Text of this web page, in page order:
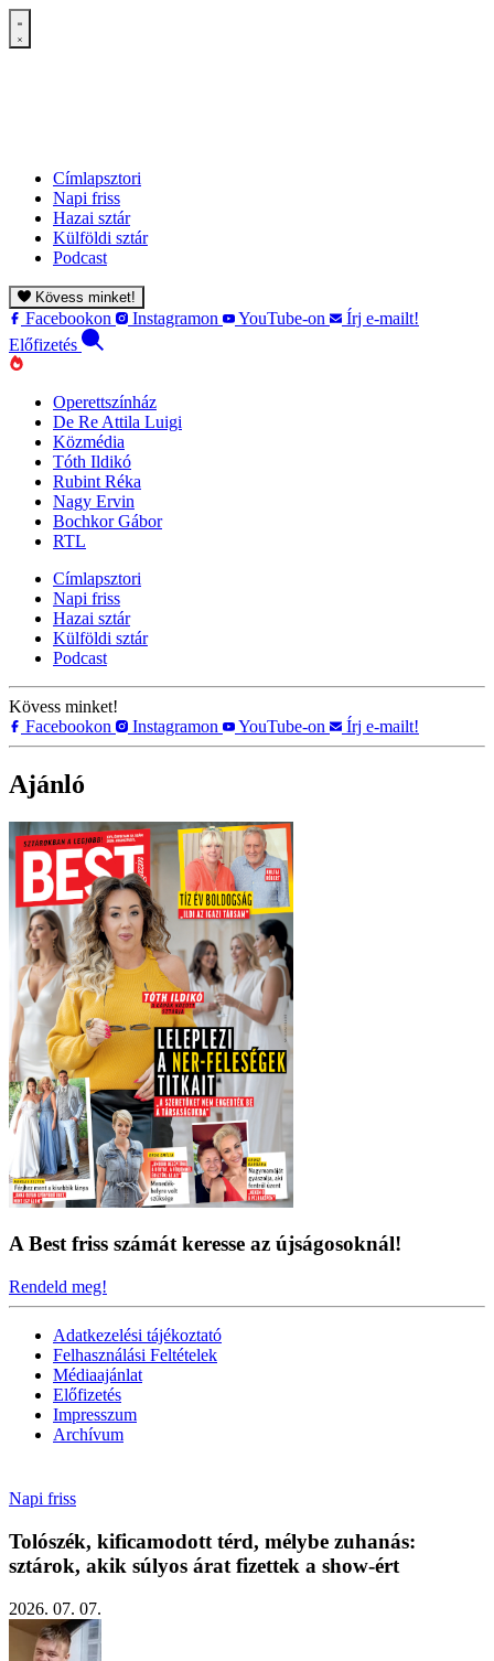
Címlapsztori
Napi friss
Hazai sztár
Külföldi sztár
Podcast
Kövess minket!
Facebookon Instagramon YouTube-on
Írj e-mailt!
Előfizetés
Operettszínház
De Re Attila Luigi
Közmédia
Tóth Ildikó
Rubint Réka
Nagy Ervin
Bochkor Gábor
RTL
Címlapsztori
Napi friss
Hazai sztár
Külföldi sztár
Podcast
Kövess minket!
Facebookon
Instagramon YouTube-on Írj e-mailt!
Ajánló
A Best friss számát keresse az újságosoknál!
Rendeld meg!
Adatkezelési tájékoztató
Felhasználási Feltételek
Médiaajánlat
Előfizetés
Impresszum
Archívum
Napi friss
Tolószék, kificamodott térd, mélybe zuhanás:
sztárok, akik súlyos árat fizettek a show-ért
2026. 07. 07.